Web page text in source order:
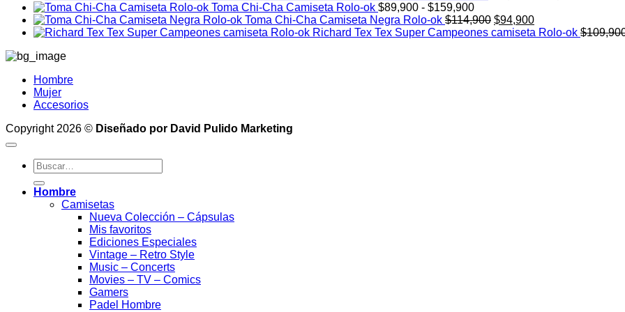
desde
Toma Chi-Cha Camiseta Rolo-ok $89,900 - $159,900Rango
de
precios:
Toma Chi-Cha Camiseta Negra Rolo-ok $114,900 El
precio
$94,900El
precio
Richard Tex Tex Super Campeones camiseta Rolo-ok $
Hombre
Mujer
Accesorios
Copyright 2026 © Diseñado por David Pulido Marketing
Buscar
por:
Hombre
Camisetas
Nueva Colección – Cápsulas
Mis favoritos
Ediciones Especiales
Vintage – Retro Style
Music – Concerts
Movies – TV – Comics
Gamers
Padel Hombre